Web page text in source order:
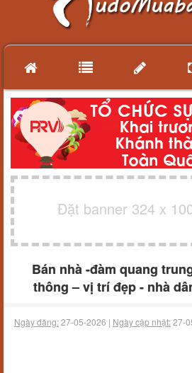
Đặt banner 324 x
Bán nhà -đàm quang
thông – vị trí đẹp - nhà
Ngày đăng:27-05-2026 | Ngày cập nhật:27-